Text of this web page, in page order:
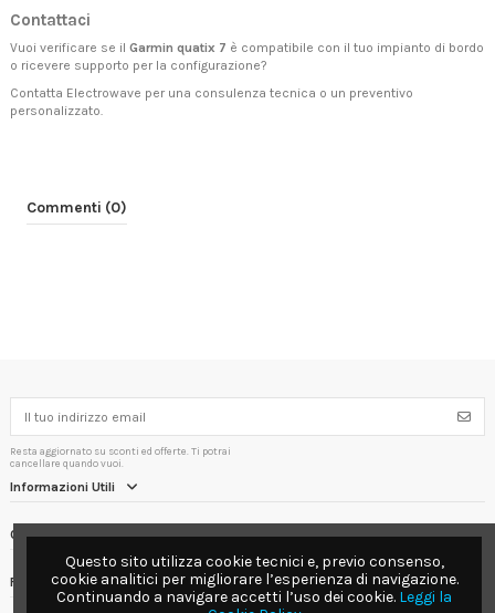
Contattaci
Vuoi verificare se il Garmin quatix 7 è compatibile con il tuo impianto di bordo
o ricevere supporto per la configurazione?
Contatta Electrowave per una consulenza tecnica o un preventivo
personalizzato.
Commenti (0)
Resta aggiornato su sconti ed offerte. Ti potrai
cancellare quando vuoi.
Informazioni Utili
Contact us
Follow us
Questo sito utilizza cookie tecnici e, previo consenso,
cookie analitici per migliorare l’esperienza di navigazione.
Continuando a navigare accetti l’uso dei cookie. Leggi la